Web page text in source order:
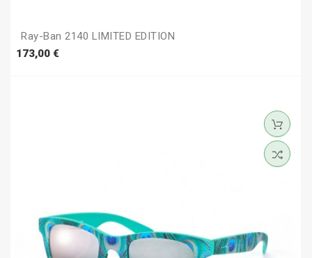
Ray-Ban 2140 LIMITED EDITION
173,00 €